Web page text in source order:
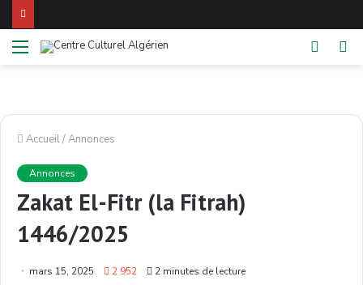
Menu
Switch
Accueil/Annonces
Annonces
Zakat El-Fitr (la Fitrah)
1446/2025
mars 15, 2025 2 952 2 minutes de lecture